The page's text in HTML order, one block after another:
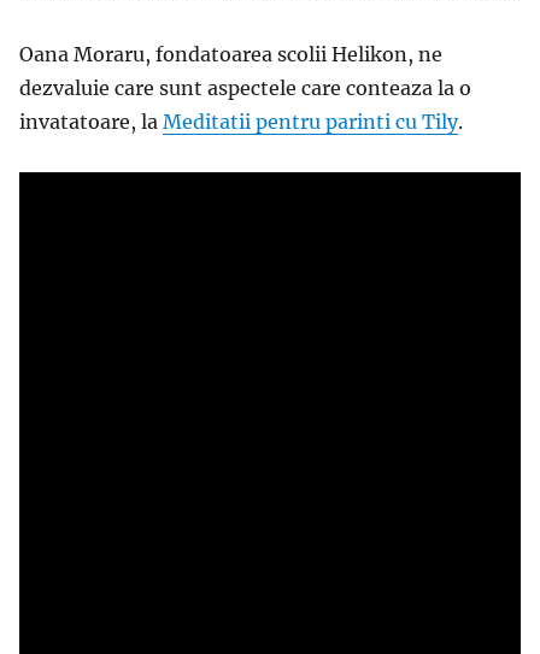
Oana Moraru, fondatoarea scolii Helikon, ne
dezvaluie care sunt aspectele care conteaza la o
invatatoare, la Meditatii pentru parinti cu Tily.